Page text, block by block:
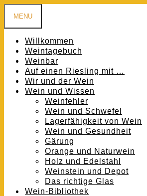
MENU
Willkommen
Weintagebuch
Weinbar
Auf einen Riesling mit …
Wir und der Wein
Wein und Wissen
Weinfehler
Wein und Schwefel
Lagerfähigkeit von Wein
Wein und Gesundheit
Gärung
Orange und Naturwein
Holz und Edelstahl
Weinstein und Depot
Das richtige Glas
Wein-Bibliothek